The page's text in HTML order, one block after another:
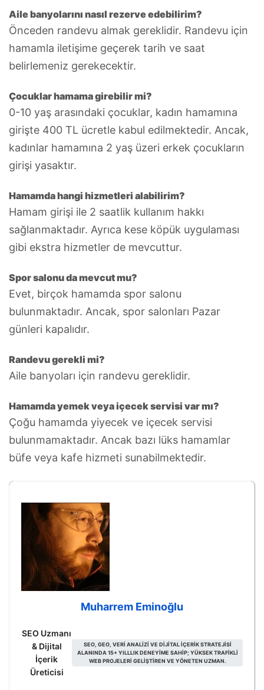
Aile banyolarını nasıl rezerve edebilirim?
Önceden randevu almak gereklidir. Randevu için
hamamla iletişime geçerek tarih ve saat
belirlemeniz gerekecektir.
Çocuklar hamama girebilir mi?
0-10 yaş arasındaki çocuklar, kadın hamamına
girişte 400 TL ücretle kabul edilmektedir. Ancak,
kadınlar hamamına 2 yaş üzeri erkek çocukların
girişi yasaktır.
Hamamda hangi hizmetleri alabilirim?
Hamam girişi ile 2 saatlik kullanım hakkı
sağlanmaktadır. Ayrıca kese köpük uygulaması
gibi ekstra hizmetler de mevcuttur.
Spor salonu da mevcut mu?
Evet, birçok hamamda spor salonu
bulunmaktadır. Ancak, spor salonları Pazar
günleri kapalıdır.
Randevu gerekli mi?
Aile banyoları için randevu gereklidir.
Hamamda yemek veya içecek servisi var mı?
Çoğu hamamda yiyecek ve içecek servisi
bulunmamaktadır. Ancak bazı lüks hamamlar
büfe veya kafe hizmeti sunabilmektedir.
Muharrem Eminoğlu
SEO Uzmanı
& Dijital
İçerik
Üreticisi
SEO, GEO, VERI ANALIZI VE DIJITAL IÇERIK STRATEJISI
ALANINDA 15+ YILLLIK DENEYIME SAHIP; YÜKSEK TRAFIKLI
WEB PROJELERI GELIŞTIREN VE YÖNETEN UZMAN.